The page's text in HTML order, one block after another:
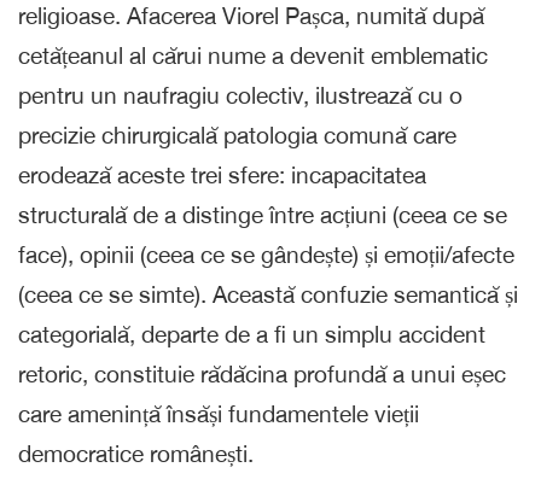
religioase. Afacerea Viorel Pașca, numită după
cetățeanul al cărui nume a devenit emblematic
pentru un naufragiu colectiv, ilustrează cu o
precizie chirurgicală patologia comună care
erodează aceste trei sfere: incapacitatea
structurală de a distinge între acțiuni (ceea ce se
face), opinii (ceea ce se gândește) și emoții/afecte
(ceea ce se simte). Această confuzie semantică și
categorială, departe de a fi un simplu accident
retoric, constituie rădăcina profundă a unui eșec
care amenință însăși fundamentele vieții
democratice românești.